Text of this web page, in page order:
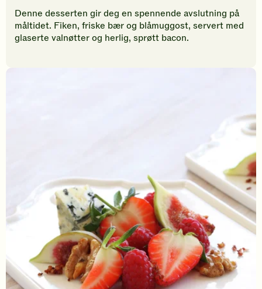
til
å
vurdere
denne
Denne desserten gir deg en spennende avslutning på
måltidet. Fiken, friske bær og blåmuggost, servert med
glaserte valnøtter og herlig, sprøtt bacon.